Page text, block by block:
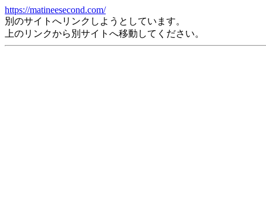
https://matineesecond.com/
別のサイトへリンクしようとしています。
上のリンクから別サイトへ移動してください。